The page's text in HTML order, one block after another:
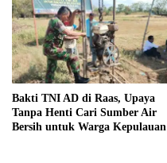
Bakti TNI AD di Raas, Upaya
Tanpa Henti Cari Sumber Air
Bersih untuk Warga Kepulauan